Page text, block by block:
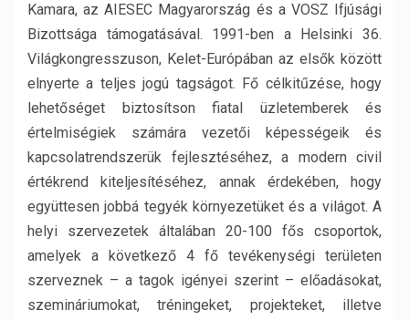
Kamara, az AIESEC Magyarország és a VOSZ Ifjúsági
Bizottsága támogatásával. 1991-ben a Helsinki 36.
Világkongresszuson, Kelet-Európában az elsők között
elnyerte a teljes jogú tagságot. Fő célkitűzése, hogy
lehetőséget biztosítson fiatal üzletemberek és
értelmiségiek számára vezetői képességeik és
kapcsolatrendszerük fejlesztéséhez, a modern civil
értékrend kiteljesítéséhez, annak érdekében, hogy
együttesen jobbá tegyék környezetüket és a világot. A
helyi szervezetek általában 20-100 fős csoportok,
amelyek a következő 4 fő tevékenységi területen
szerveznek – a tagok igényei szerint – előadásokat,
szemináriumokat, tréningeket, projekteket, illetve